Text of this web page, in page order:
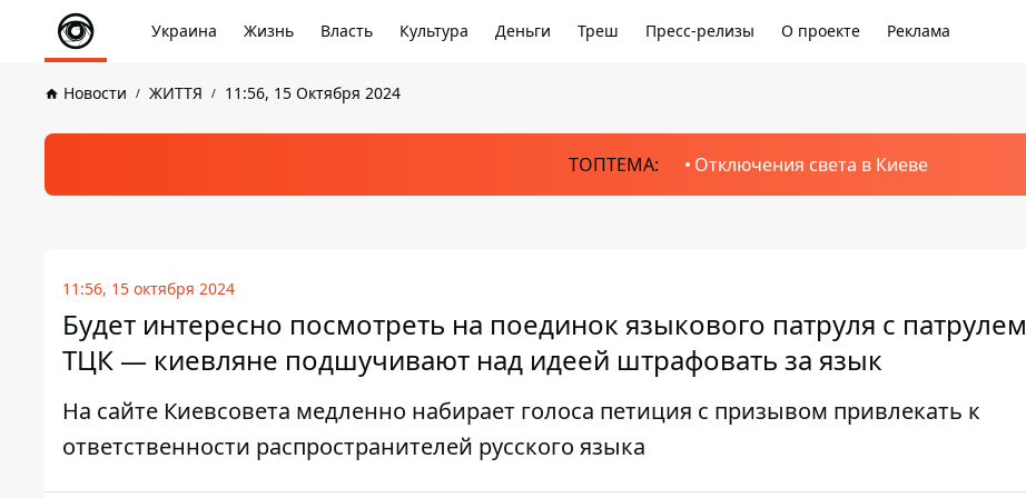
Украина Жизнь Власть Культура Деньги Треш Пресс-релизы О проекте Реклама
Новости ЖИТТЯ 11:56, 15 Октября 2024
ТОПТЕМА: Отключения света в Киеве
11:56, 15 октября 2024
Будет интересно посмотреть на поединок языкового патруля с патрулем
ТЦК — киевляне подшучивают над идеей штрафовать за язык
На сайте Киевсовета медленно набирает голоса петиция с призывом привлекать к
ответственности распространителей русского языка